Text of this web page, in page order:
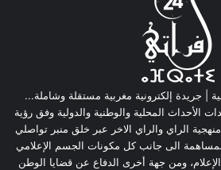
24 الإلكترونية | جريدة إلكترونية مغربية مستقلة وشاملة...
الأحداث المحلية والوطنية والدولية وفق رؤية
الراي والراي الاخر عبر خلق منبر تواصلي
الى جانب كل مكونات الجسم الإعلامي
ومن جهة أخرى الدفاع عن قضايا الوطن